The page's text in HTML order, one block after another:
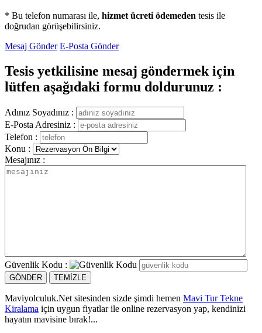
* Bu telefon numarası ile, hizmet ücreti ödemeden tesis ile
doğrudan görüşebilirsiniz.
Mesaj Gönder E-Posta Gönder
Tesis yetkilisine mesaj göndermek için
lütfen aşağıdaki formu doldurunuz :
Adınız Soyadınız :
E-Posta Adresiniz :
Telefon :
Konu :
Mesajınız :
Güvenlik Kodu :
Maviyolculuk.Net sitesinden sizde şimdi hemen Mavi Tur Tekne
Kiralama için uygun fiyatlar ile online rezervasyon yap, kendinizi
hayatın mavisine bırak!...